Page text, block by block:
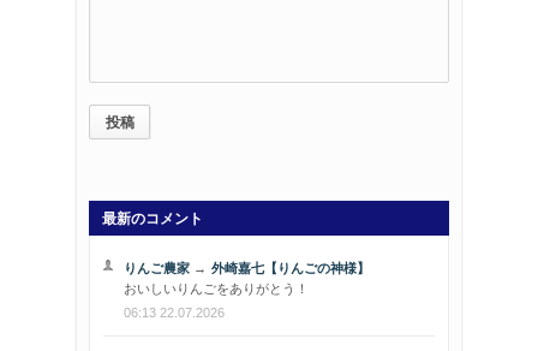
最新のコメント
りんご農家 → 外崎嘉七【りんごの神様】
おいしいりんごをありがとう！
06:13 22.07.2026